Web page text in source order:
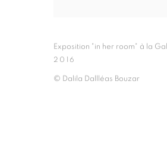
Exposition "in her room" à la
2016
© Dalila Dallléas Bouzar